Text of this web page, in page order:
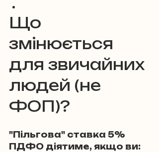
Що
змінюється
для звичайних
людей (не
ФОП)?
"Пільгова" ставка 5%
ПДФО діятиме, якщо ви: